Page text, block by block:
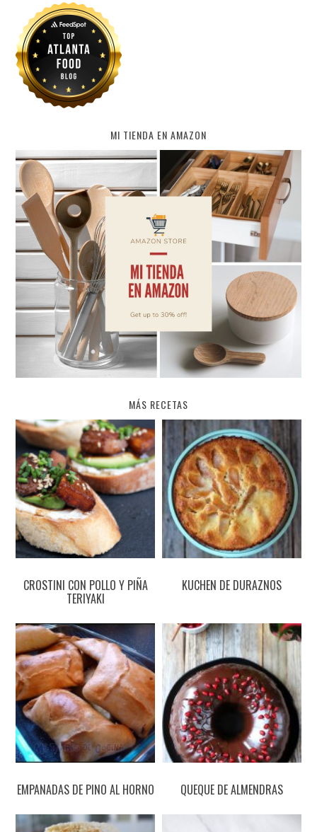
MI TIENDA EN AMAZON
MÁS RECETAS
CROSTINI CON POLLO Y PIÑA
TERIYAKI
KUCHEN DE DURAZNOS
EMPANADAS DE PINO AL HORNO QUEQUE DE ALMENDRAS